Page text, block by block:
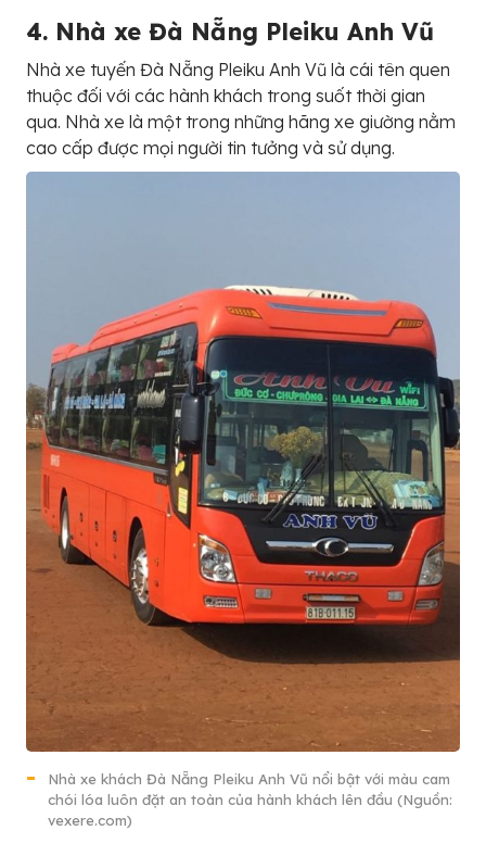
4. Nhà xe Đà Nẵng Pleiku Anh Vũ
Nhà xe tuyến Đà Nẵng Pleiku Anh Vũ là cái tên quen
thuộc đối với các hành khách trong suốt thời gian
qua. Nhà xe là một trong những hãng xe giường nằm
cao cấp được mọi người tin tưởng và sử dụng.
Nhà xe khách Đà Nẵng Pleiku Anh Vũ nổi bật với màu cam
chói lóa luôn đặt an toàn của hành khách lên đầu (Nguồn:
vexere.com)